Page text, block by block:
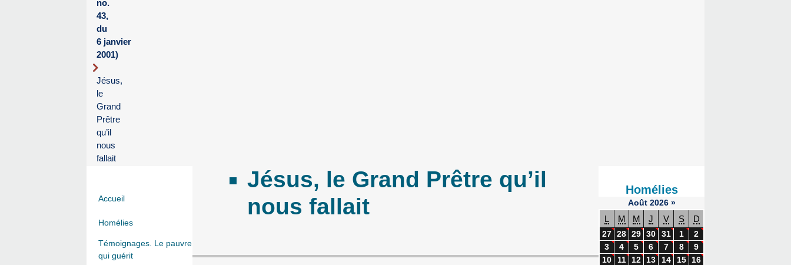
no.
43,
du
6 janvier
2001)
Jésus,
le
Grand
Prêtre
qu’il
nous
fallait
Jésus, le Grand Prêtre qu’il
nous fallait
Accueil
Homélies
Témoignages. Le pauvre
qui guérit
Homélies
Août 2026 »
L M M J V S D
27 28 29 30 31 1
2
3
4 5 6 7 8
9
10
11 12 13 14 15
16